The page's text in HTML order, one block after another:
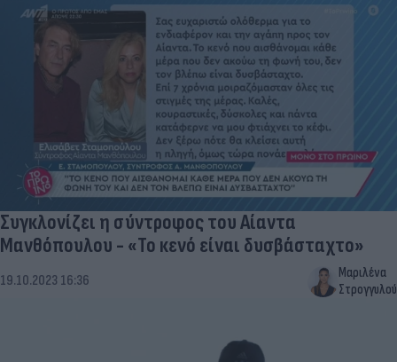
Συγκλονίζει η σύντροφος του Αίαντα
Μανθόπουλου - «Το κενό είναι δυσβάσταχτο»
19.10.2023 16:36
Μαριλένα
Στρογγυλού